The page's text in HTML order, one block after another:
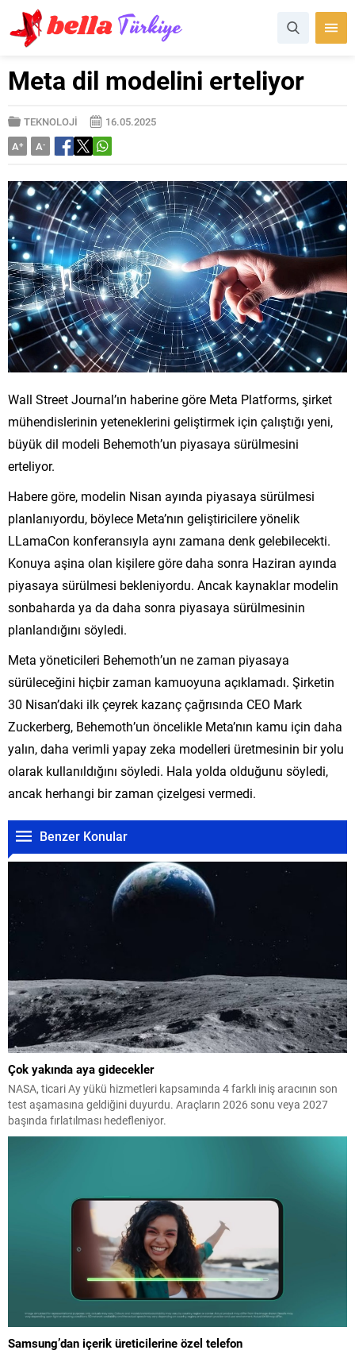
Meta dil modelini erteliyor
TEKNOLOJİ
16.05.2025
A+ A-
Wall Street Journal’ın haberine göre Meta Platforms, şirket
mühendislerinin yeteneklerini geliştirmek için çalıştığı yeni,
büyük dil modeli Behemoth’un piyasaya sürülmesini
erteliyor.
Habere göre, modelin Nisan ayında piyasaya sürülmesi
planlanıyordu, böylece Meta’nın geliştiricilere yönelik
LLamaCon konferansıyla aynı zamana denk gelebilecekti.
Konuya aşina olan kişilere göre daha sonra Haziran ayında
piyasaya sürülmesi bekleniyordu. Ancak kaynaklar modelin
sonbaharda ya da daha sonra piyasaya sürülmesinin
planlandığını söyledi.
Meta yöneticileri Behemoth’un ne zaman piyasaya
sürüleceğini hiçbir zaman kamuoyuna açıklamadı. Şirketin
30 Nisan’daki ilk çeyrek kazanç çağrısında CEO Mark
Zuckerberg, Behemoth’un öncelikle Meta’nın kamu için daha
yalın, daha verimli yapay zeka modelleri üretmesinin bir yolu
olarak kullanıldığını söyledi. Hala yolda olduğunu söyledi,
ancak herhangi bir zaman çizelgesi vermedi.
Benzer Konular
Çok yakında aya gidecekler
NASA, ticari Ay yükü hizmetleri kapsamında 4 farklı iniş aracının son
test aşamasına geldiğini duyurdu. Araçların 2026 sonu veya 2027
başında fırlatılması hedefleniyor.
Samsung’dan içerik üreticilerine özel telefon